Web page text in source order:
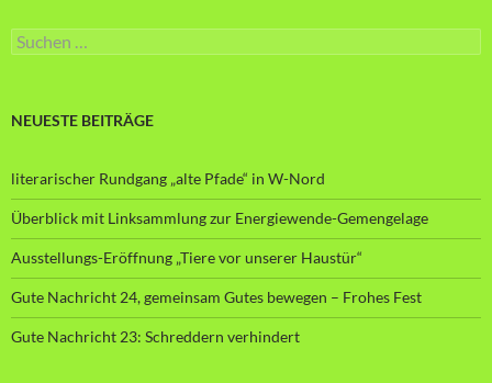
Suche
nach:
NEUESTE BEITRÄGE
literarischer Rundgang „alte Pfade“ in W-Nord
Überblick mit Linksammlung zur Energiewende-Gemengelage
Ausstellungs-Eröffnung „Tiere vor unserer Haustür“
Gute Nachricht 24, gemeinsam Gutes bewegen – Frohes Fest
Gute Nachricht 23: Schreddern verhindert